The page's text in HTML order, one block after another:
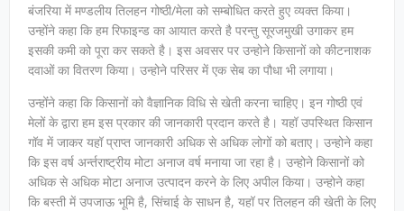
बंजरिया में मण्डलीय तिलहन गोष्ठी/मेला को सम्बोधित करते हुए व्यक्त किया।
उन्होंने कहा कि हम रिफाइन्ड का आयात करते है परन्तु सूरजमुखी उगाकर हम
इसकी कमी को पूरा कर सकते है। इस अवसर पर उन्होने किसानों को कीटनाशक
दवाओं का वितरण किया। उन्होने परिसर में एक सेब का पौधा भी लगाया।
उन्होंंने कहा कि किसानों को वैज्ञानिक विधि से खेती करना चाहिए। इन गोष्ठी एवं
मेलों के द्वारा हम इस प्रकार की जानकारी प्रदान करते है। यहॉ उपस्थित किसान
गॉव में जाकर यहॉ प्राप्त जानकारी अधिक से अधिक लोगों को बताए। उन्होने कहा
कि इस वर्ष अर्न्तराष्ट्रीय मोटा अनाज वर्ष मनाया जा रहा है। उन्होने किसानों को
अधिक से अधिक मोटा अनाज उत्पादन करने के लिए अपील किया। उन्होने कहा
कि बस्ती में उपजाऊ भूमि है, सिंचाई के साधन है, यहॉ पर तिलहन की खेती के लिए